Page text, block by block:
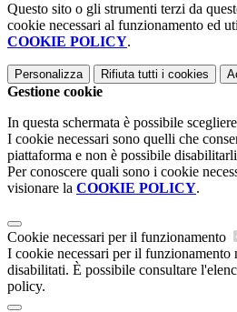
Questo sito o gli strumenti terzi da
cookie necessari al funzionamento ed
COOKIE POLICY.
Personalizza Rifiuta tutti i cookies
Gestione cookie
In questa schermata è possibile
I cookie necessari sono quelli che
piattaforma e non è possibile
Per conoscere quali sono i cookie
visionare la COOKIE POLICY.
Cookie necessari per il funzionamento
I cookie necessari per il funzionamento
disabilitati. È possibile consultare
policy.